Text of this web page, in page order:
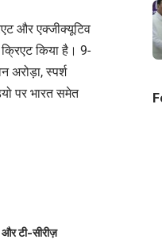
और एक्जीक्यूटिव
क्रिएट किया है। 9-
अरोड़ा, स्पर्श
पर भारत समेत
और टी-सीरीज़